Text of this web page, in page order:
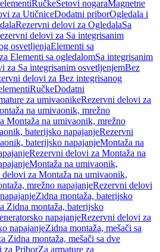
RučkeSetovi nogaraMagnetne
za UtičniceDodatni priborOgledala i
Rezervni delovi za OgledalaSa
delovi za Sa integrisanim
osvetljenjaElementi sa
Elementi sa ogledalomSa integrisanim
za Sa integrisanim osvetljenjemBez
delovi za Bez integrisanog
RučkeDodatni
za umivaonikeRezervni delovi za
na umivaonik, mrežno
Montaža na umivaonik, mrežno
baterijsko napajanjeRezervni
baterijsko napajanjeMontaža na
Rezervni delovi za Montaža na
Montaža na umivaonik,
za Montaža na umivaonik,
mrežno napajanjeRezervni delovi
Zidna montaža, baterijsko
Zidna montaža, baterijsko
napajanjeRezervni delovi za
napajanjeZidna montaža, mešači sa
Zidna montaža, mešači sa dve
za PriborZa armature za